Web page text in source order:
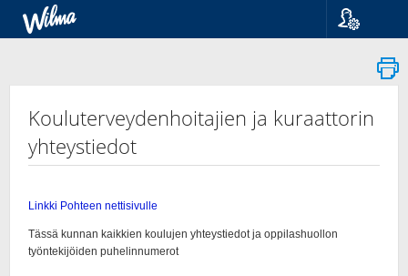
Suomi
Svenska
Kouluterveydenhoitajien ja kuraattorin
yhteystiedot